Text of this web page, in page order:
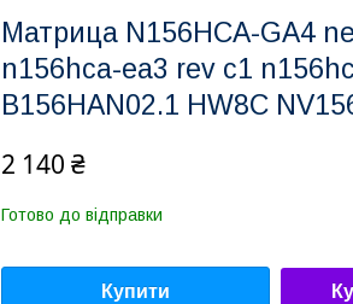
Матрица N156HCA-GA4
n156hca-ea3 rev c1
B156HAN02.1 HW8C
2 140 ₴
Готово до відправки
Купити